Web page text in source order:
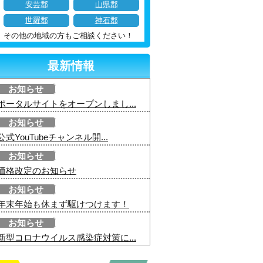
安芸郡
山県郡
世羅郡
神石郡
その他の地域の方もご相談ください！
最新情報
お知らせ
ータルサイトをオープンしまし...
お知らせ
式YouTubeチャンネル開...
お知らせ
格改定のお知らせ
お知らせ
末年始も休まず駆けつけます！
お知らせ
型コロナウイルス感染症対策に...